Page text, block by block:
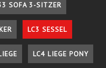
SOFA 3-SITZER
LC3 SESSEL
LC4 LIEGE PONY